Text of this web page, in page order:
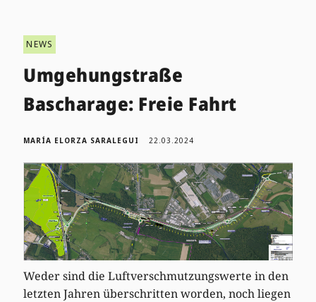
NEWS
Umgehungstraße
Bascharage: Freie Fahrt
MARÍA ELORZA SARALEGUI 22.03.2024
Weder sind die Luftverschmutzungswerte in den
letzten Jahren überschritten worden, noch liegen